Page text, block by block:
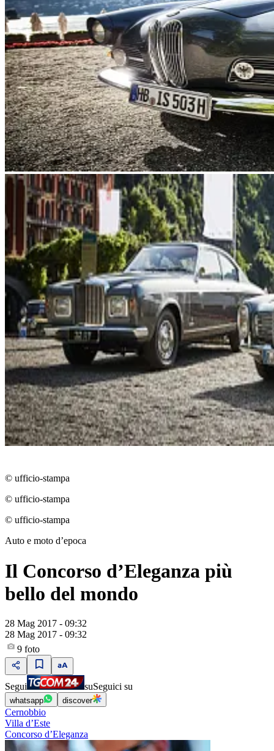
© ufficio-stampa
© ufficio-stampa
© ufficio-stampa
Auto e moto dʼepoca
Il Concorso dʼEleganza più
bello del mondo
28 Mag 2017 - 09:32
28 Mag 2017 - 09:32
9 foto
Segui suSeguici su
whatsapp discover
Cernobbio
Villa dʼEste
Concorso dʼEleganza